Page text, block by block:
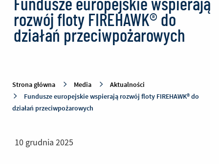
Fundusze europejskie wspierają
rozwój floty FIREHAWK® do
działań przeciwpożarowych
Strona główna Media
Aktualności
Fundusze europejskie wspierają rozwój floty FIREHAWK® do
działań przeciwpożarowych
10 grudnia 2025